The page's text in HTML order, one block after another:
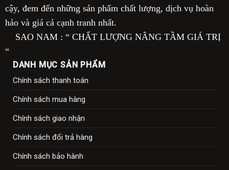
cậy, đem đến những sản phẩm chất lượng, dịch vụ hoàn
hảo và giá cả cạnh tranh nhất.
SAO NAM : “ CHẤT LƯỢNG NÂNG TẦM GIÁ TRỊ
“
DANH MỤC SẢN PHẨM
Chính sách thanh toán
Chính sách mua hàng
Chính sách giao nhận
Chính sách đổi trả hàng
Chính sách bảo hành